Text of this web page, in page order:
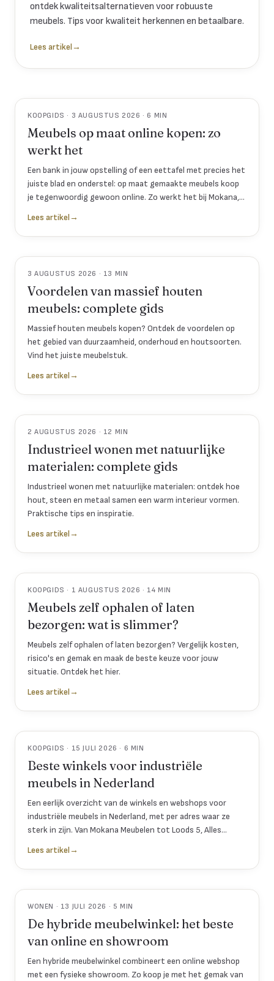
ontdek kwaliteitsalternatieven voor robuuste
meubels. Tips voor kwaliteit herkennen en betaalbare.
Lees artikel→
KOOPGIDS · 3 AUGUSTUS 2026 · 6 MIN
Meubels op maat online kopen: zo
werkt het
Een bank in jouw opstelling of een eettafel met precies het
juiste blad en onderstel: op maat gemaakte meubels koop
je tegenwoordig gewoon online. Zo werkt het bij Mokana,
Lees artikel→
3 AUGUSTUS 2026 · 13 MIN
Voordelen van massief houten
meubels: complete gids
Massief houten meubels kopen? Ontdek de voordelen op
het gebied van duurzaamheid, onderhoud en houtsoorten.
Vind het juiste meubelstuk.
Lees artikel→
2 AUGUSTUS 2026 · 12 MIN
Industrieel wonen met natuurlijke
materialen: complete gids
Industrieel wonen met natuurlijke materialen: ontdek hoe
hout, steen en metaal samen een warm interieur vormen.
Praktische tips en inspiratie.
Lees artikel→
KOOPGIDS · 1 AUGUSTUS 2026 · 14 MIN
Meubels zelf ophalen of laten
bezorgen: wat is slimmer?
Meubels zelf ophalen of laten bezorgen? Vergelijk kosten,
risico's en gemak en maak de beste keuze voor jouw
situatie. Ontdek het hier.
Lees artikel→
KOOPGIDS · 15 JULI 2026 · 6 MIN
Beste winkels voor industriële
meubels in Nederland
Een eerlijk overzicht van de winkels en webshops voor
industriële meubels in Nederland, met per adres waar ze
sterk in zijn. Van Mokana Meubelen tot Loods 5, Alles
Lees artikel→
WONEN · 13 JULI 2026 · 5 MIN
De hybride meubelwinkel: het beste
van online en showroom
Een hybride meubelwinkel combineert een online webshop
met een fysieke showroom. Zo koop je met het gemak van